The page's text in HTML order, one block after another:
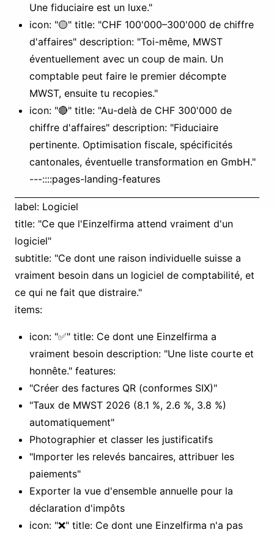
Une fiduciaire est un luxe."
icon: "🟡" title: "CHF 100'000–300'000 de chiffre
d'affaires" description: "Toi-même, MWST
éventuellement avec un coup de main. Un
comptable peut faire le premier décompte
MWST, ensuite tu recopies."
icon: "🔴" title: "Au-delà de CHF 300'000 de
chiffre d'affaires" description: "Fiduciaire
pertinente. Optimisation fiscale, spécificités
cantonales, éventuelle transformation en GmbH."
---::::pages-landing-features
label: Logiciel
title: "Ce que l'Einzelfirma attend vraiment d'un
logiciel"
subtitle: "Ce dont une raison individuelle suisse a
vraiment besoin dans un logiciel de comptabilité, et
ce qui ne fait que distraire."
items:
icon: "✅" title: Ce dont une Einzelfirma a
vraiment besoin description: "Une liste courte et
honnête." features:
"Créer des factures QR (conformes SIX)"
"Taux de MWST 2026 (8.1 %, 2.6 %, 3.8 %)
automatiquement"
Photographier et classer les justificatifs
"Importer les relevés bancaires, attribuer les
paiements"
Exporter la vue d'ensemble annuelle pour la
déclaration d'impôts
icon: "❌" title: Ce dont une Einzelfirma n'a pas